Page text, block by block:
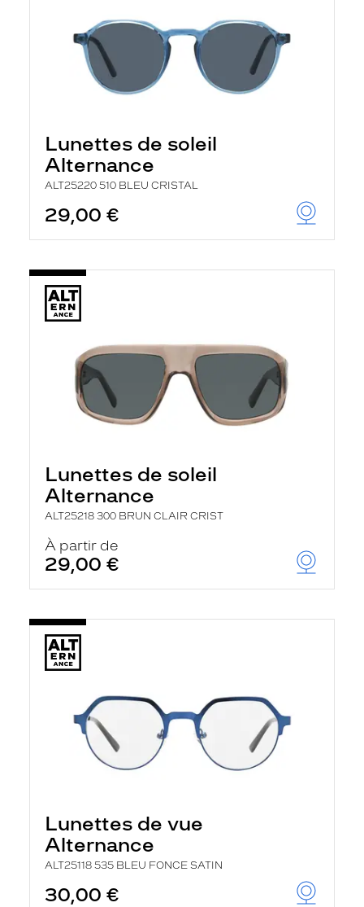
Lunettes de soleil
Alternance
ALT25220 510 BLEU CRISTAL
29,00 €
Lunettes de soleil
Alternance
ALT25218 300 BRUN CLAIR CRIST
À partir de
29,00 €
Lunettes de vue
Alternance
ALT25118 535 BLEU FONCE SATIN
30,00 €